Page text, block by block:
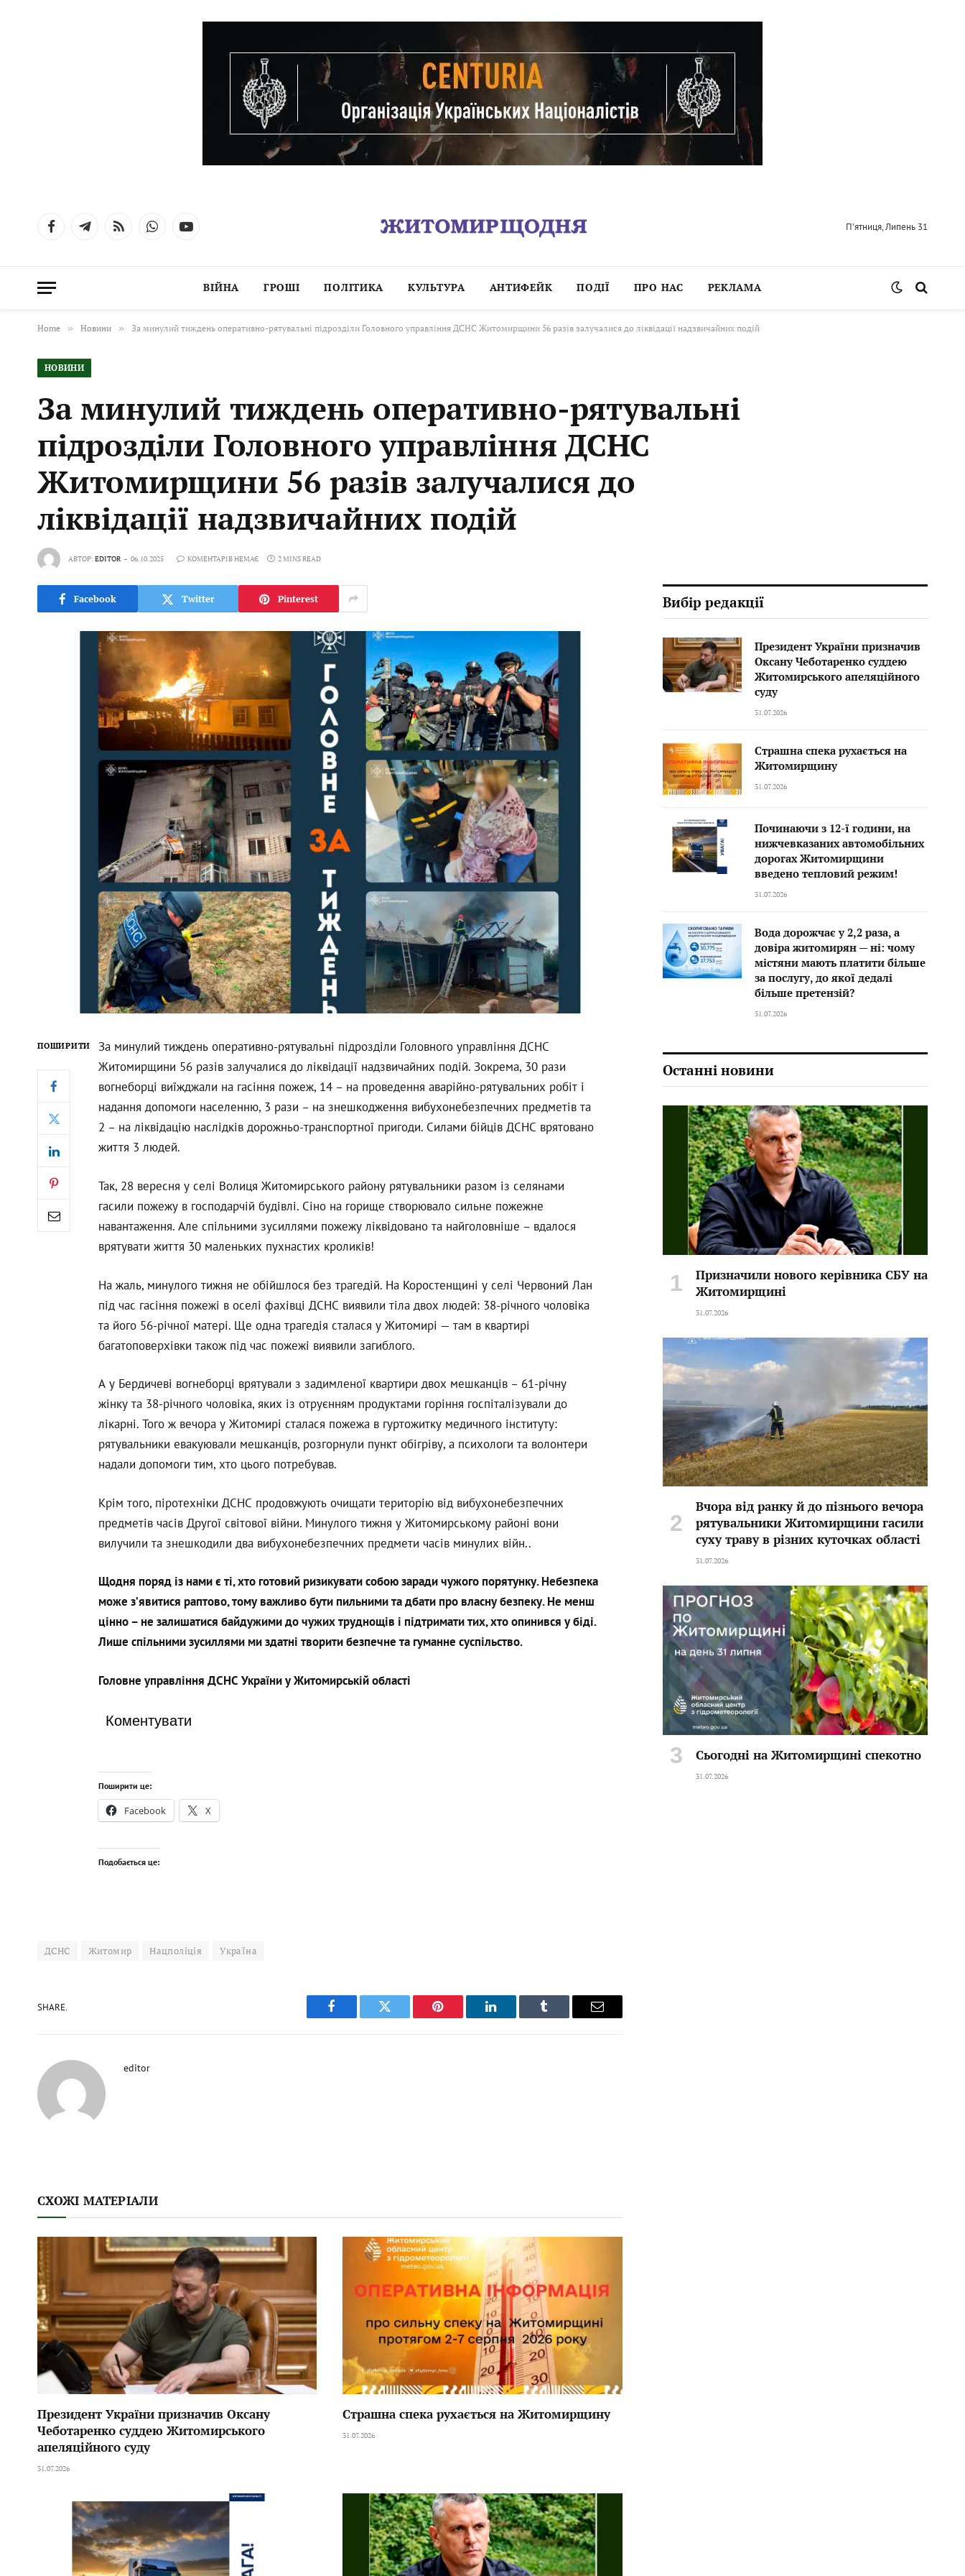
FacebookTelegramRSS WhatsAppYouTube П’ятниця, Липень 31
ВІЙНА ГРОШІ ПОЛІТИКА КУЛЬТУРА АНТИФЕЙК ПОДІЇ ПРО НАС РЕКЛАМА
Home » Новини » За минулий тиждень оперативно-рятувальні підрозділи Головного управління ДСНС Житомирщини 56 разів залучалися до ліквідації надзвичайних подій
НОВИНИ
За минулий тиждень оперативно-рятувальні
підрозділи Головного управління ДСНС
Житомирщини 56 разів залучалися до
ліквідації надзвичайних подій
АВТОР:EDITOR 06.10.2025 КОМЕНТАРІВ НЕМАЄ 2 MINS READ
Facebook Twitter Pinterest
ПОШИРИТИ
За минулий тиждень оперативно-рятувальні підрозділи Головного управління ДСНС
Житомирщини 56 разів залучалися до ліквідації надзвичайних подій. Зокрема, 30 рази
вогнеборці виїжджали на гасіння пожеж, 14 – на проведення аварійно-рятувальних робіт і
надання допомоги населенню, 3 рази – на знешкодження вибухонебезпечних предметів та
2 – на ліквідацію наслідків дорожньо-транспортної пригоди. Силами бійців ДСНС врятовано
життя 3 людей.
Так, 28 вересня у селі Волиця Житомирського району рятувальники разом із селянами
гасили пожежу в господарчій будівлі. Сіно на горище створювало сильне пожежне
навантаження. Але спільними зусиллями пожежу ліквідовано та найголовніше – вдалося
врятувати життя 30 маленьких пухнастих кроликів!
На жаль, минулого тижня не обійшлося без трагедій. На Коростенщині у селі Червоний Лан
під час гасіння пожежі в оселі фахівці ДСНС виявили тіла двох людей: 38-річного чоловіка
та його 56-річної матері. Ще одна трагедія сталася у Житомирі — там в квартирі
багатоповерхівки також під час пожежі виявили загиблого.
А у Бердичеві вогнеборці врятували з задимленої квартири двох мешканців – 61-річну
жінку та 38-річного чоловіка, яких із отруєнням продуктами горіння госпіталізували до
лікарні. Того ж вечора у Житомирі сталася пожежа в гуртожитку медичного інституту:
рятувальники евакуювали мешканців, розгорнули пункт обігріву, а психологи та волонтери
надали допомоги тим, хто цього потребував.
Крім того, піротехніки ДСНС продовжують очищати територію від вибухонебезпечних
предметів часів Другої світової війни. Минулого тижня у Житомирському районі вони
вилучили та знешкодили два вибухонебезпечних предмети часів минулих війн..
Щодня поряд із нами є ті, хто готовий ризикувати собою заради чужого порятунку. Небезпека
може з’явитися раптово, тому важливо бути пильними та дбати про власну безпеку. Не менш
цінно – не залишатися байдужими до чужих труднощів і підтримати тих, хто опинився у біді.
Лише спільними зусиллями ми здатні творити безпечне та гуманне суспільство.
Головне управління ДСНС України у Житомирській області
Коментувати
Поширити це:
Facebook X
Подобається це:
ДСНС Житомир Нацполіція Україна
SHARE.
Facebook Twitter Pinterest LinkedIn Tumblr Email
editor
СХОЖІ МАТЕРІАЛИ
Президент України призначив Оксану
Чеботаренко суддею Житомирського
апеляційного суду
31.07.2026
Страшна спека рухається на Житомирщину
31.07.2026
Вибір редакції
Президент України призначив
Оксану Чеботаренко суддею
Житомирського апеляційного
суду
31.07.2026
Страшна спека рухається на
Житомирщину
31.07.2026
Починаючи з 12-ї години, на
нижчевказаних автомобільних
дорогах Житомирщини
введено тепловий режим!
31.07.2026
Вода дорожчає у 2,2 раза, а
довіра житомирян — ні: чому
містяни мають платити більше
за послугу, до якої дедалі
більше претензій?
31.07.2026
Останні новини
Призначили нового керівника СБУ на
Житомирщині
31.07.2026
Вчора від ранку й до пізнього вечора
рятувальники Житомирщини гасили
суху траву в різних куточках області
31.07.2026
Сьогодні на Житомирщині спекотно
31.07.2026